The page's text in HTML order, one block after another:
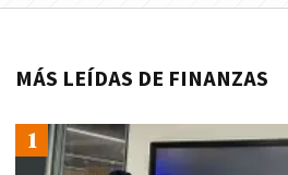
MÁS LEÍDAS DE FINANZAS